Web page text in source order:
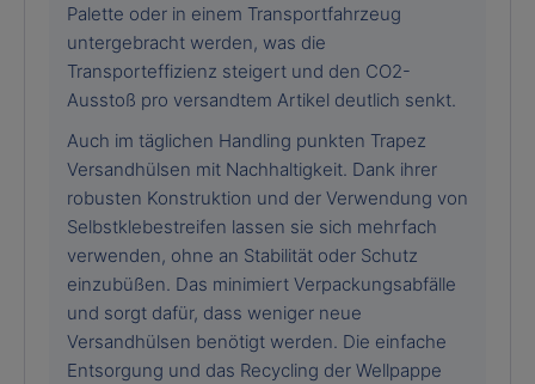
Palette oder in einem Transportfahrzeug
untergebracht werden, was die
Transporteffizienz steigert und den CO2-
Ausstoß pro versandtem Artikel deutlich senkt.
Auch im täglichen Handling punkten Trapez
Versandhülsen mit Nachhaltigkeit. Dank ihrer
robusten Konstruktion und der Verwendung von
Selbstklebestreifen lassen sie sich mehrfach
verwenden, ohne an Stabilität oder Schutz
einzubüßen. Das minimiert Verpackungsabfälle
und sorgt dafür, dass weniger neue
Versandhülsen benötigt werden. Die einfache
Entsorgung und das Recycling der Wellpappe